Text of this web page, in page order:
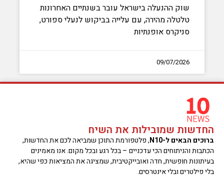
שוק ההנעלה בישראל עובר בשנתיים האחרונות
טלטלה מהירה, עם עלייה בביקוש לנעלי ספורט,
סניקרס אופנתיות
09/07/2026
החדשות שמובילות את השיח
ברוכים הבאים ל-N10
, פלטפורמת התוכן שמביאה לכם את החדשות,
הכתבות והניתוחים הכי עדכניים – בכל רגע ובכל מקום. אנו מאמינים
בעיתונות חופשית, חדה ואובייקטיבית, שמציגה את המציאות כפי שהיא,
בלי פילטרים ובלי אינטרסים.